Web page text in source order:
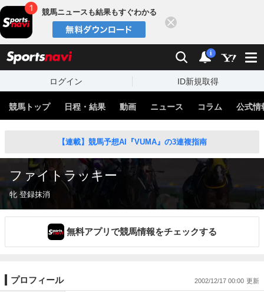
競馬ニュースも結果もすぐわかる
検索 通知
i
ログイン ID新規取得
競馬トップ 日程・結果 動画 ニュース コラム 公式情
【連載】競馬予想AI『VUMA』の3連複指南
ファイトラッキー
牝 登録抹消
無料アプリで競馬情報をチェックする
プロフィール 2002/12/17 00:00